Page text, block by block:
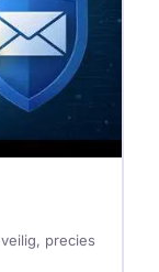
precies